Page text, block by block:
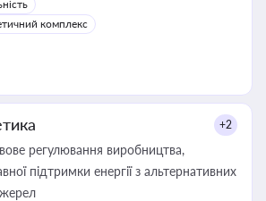
комплекс
+2
регулювання виробництва,
підтримки енергії з альтернативних